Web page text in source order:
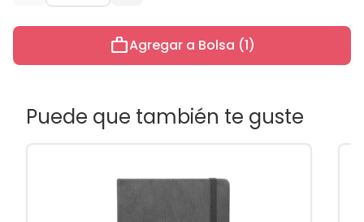
workAgregar a Bolsa (1)
Puede que también te guste